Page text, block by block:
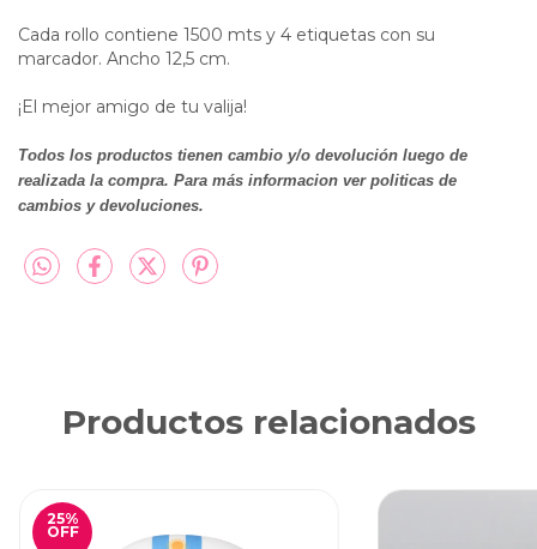
Cada rollo contiene 1500 mts y 4 etiquetas con su
marcador. Ancho 12,5 cm.
¡El mejor amigo de tu valija!
Todos los productos tienen cambio y/o devolución luego de
realizada la compra. Para más informacion ver politicas de
cambios y devoluciones.
Productos relacionados
25%
OFF